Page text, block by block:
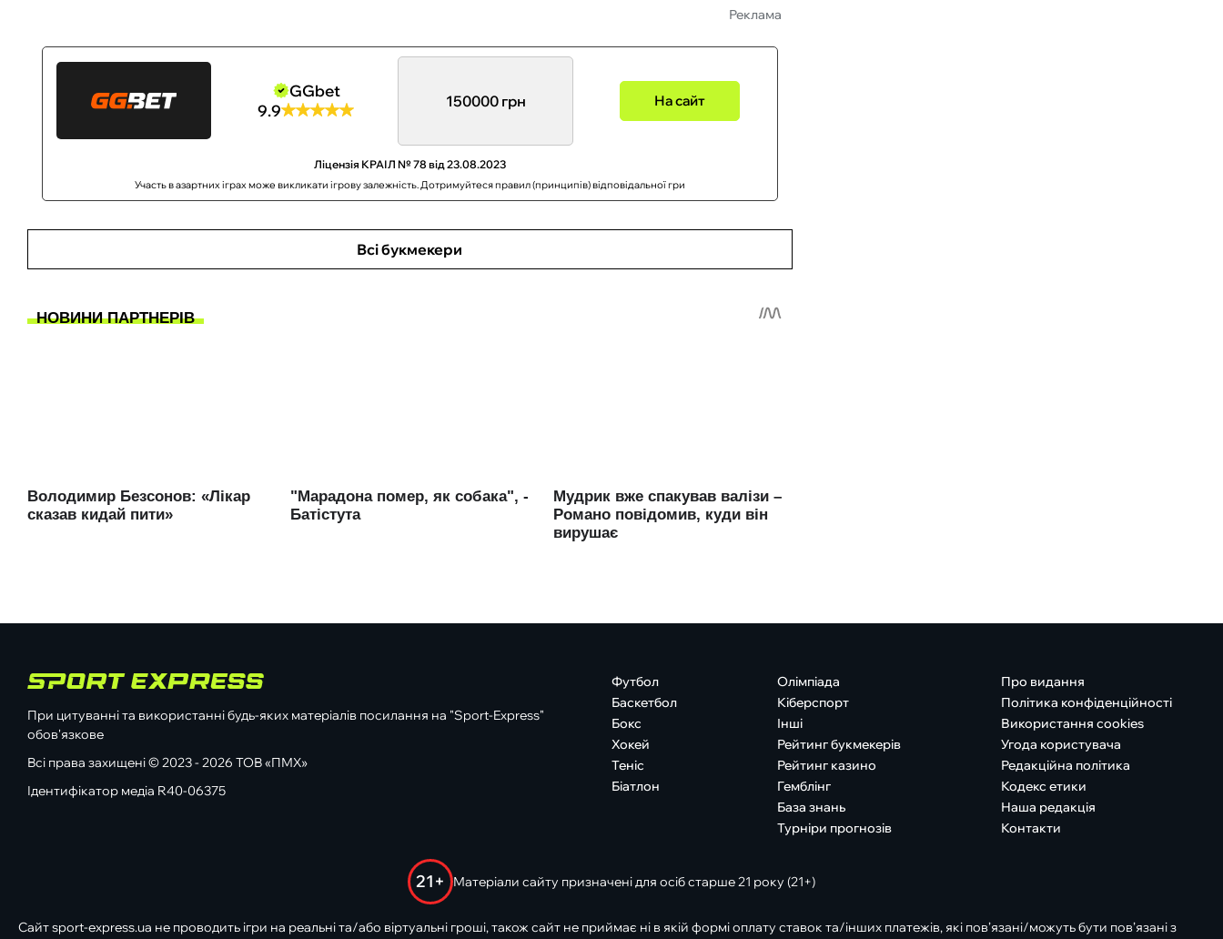
Реклама
GGbet
9.9
150000 грн На сайт
Ліцензія КРАІЛ № 78 від 23.08.2023
Участь в азартних іграх може викликати ігрову залежність. Дотримуйтеся правил (принципів) відповідальної гри
Всі букмекери
При цитуванні та використанні будь-яких матеріалів посилання на "Sport-Express"
обов'язкове
Всі права захищені © 2023 - 2026 ТОВ «ПМХ»
Ідентифікатор медіа R40-06375
Футбол
Баскетбол
Бокс
Хокей
Теніс
Біатлон
Олімпіада
Кіберспорт
Інші
Рейтинг букмекерів
Рейтинг казино
Гемблінг
База знань
Турніри прогнозів
Про видання
Політика конфіденційності
Використання cookies
Угода користувача
Редакційна політика
Кодекс етики
Наша редакція
Контакти
21+ Матеріали сайту призначені для осіб старше 21 року (21+)
Сайт sport-express.ua не проводить ігри на реальні та/або віртуальні гроші, також сайт не приймає ні в якій формі оплату ставок та/інших платежів, які пов’язані/можуть бути пов’язані з